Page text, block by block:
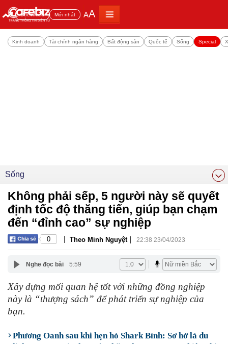
Đọc nhiều Mới nhất AA
Kinh doanh Tài chính ngân hàng Bất động sản Quốc tế Sống Special
Sống
Không phải sếp, 5 người này sẽ quyết
định tốc độ thăng tiến, giúp bạn chạm
đến “đỉnh cao” sự nghiệp
0 | Theo Minh Nguyệt | 22:38 23/04/2023
Nghe đọc bài 5:59
Xây dựng mối quan hệ tốt với những đồng nghiệp
này là “thượng sách” để phát triển sự nghiệp của
bạn.
Phương Oanh sau khi hẹn hò Shark Bình: Sơ hở là du